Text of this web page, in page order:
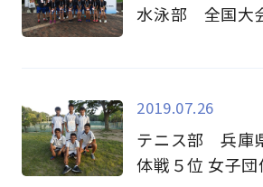
水泳部 全国大
2019.07.26
テニス部 兵庫
体戦５位 女子